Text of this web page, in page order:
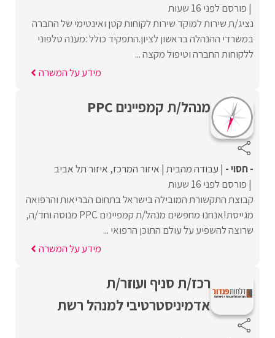
פורסם לפני 16 שעות
נציג/ת שירות למוקד שירות לקוחות קטן ואינטימי של החברה
במשרדי ההנהלה בראשון לציון.התפקיד כולל :מענה טלפוני
ללקוחות החברה וטיפול מקצה ...
מידע על המשרה
מנהל/ת קמפיינים PPC
- חסוי - עבודה מהבית איזור המרכז איזור תל אביב
פורסם לפני 16 שעות
קבוצת התקשורת המובילה בישראל בתחום הבריאות והרפואה
מגייסת!אנחנו מחפשים מנהל/ת קמפיינים PPC מנוסה וחד/ה,
שרוצה להשפיע על עולם התוכן הרפואי ...
מידע על המשרה
רכז/ת סניף ועוזר/ת
אדמיניסטרטיבי למנהל רש‎ת